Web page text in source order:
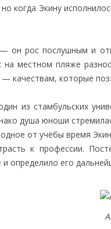
когда Экину
он рос послушным и
на местном пляже
качествам, которые
из стамбульских
душа юноши
от учёбы время
к профессии.
определило его